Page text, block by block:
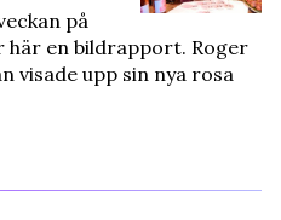
på
en bildrapport. Roger
visade upp sin nya rosa